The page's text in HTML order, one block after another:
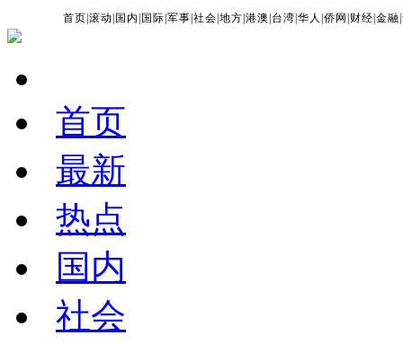
首页 |滚动 国内 国际 |军事 |社会 |地方 |港澳 台湾 |华人 |侨网 财经 |金融 |
首页
最新
热点
国内
社会